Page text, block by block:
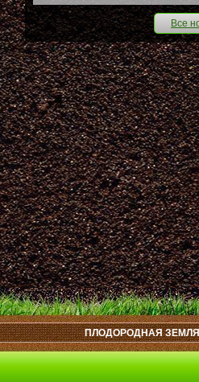
Все
ПЛОДОРОДНАЯ ЗЕМЛЯ